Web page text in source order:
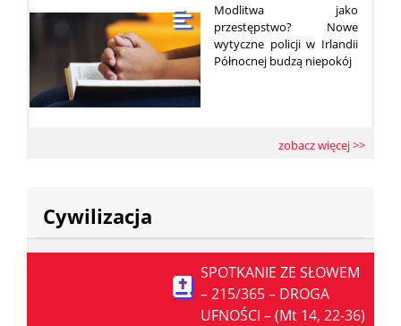
Modlitwa jako
przestępstwo? Nowe
wytyczne policji w Irlandii
Północnej budzą niepokój
zobacz więcej >>
Cywilizacja
SPOTKANIE ZE SŁOWEM
– 215/365 – DROGA
UFNOŚCI – (Mt 14, 22-36)